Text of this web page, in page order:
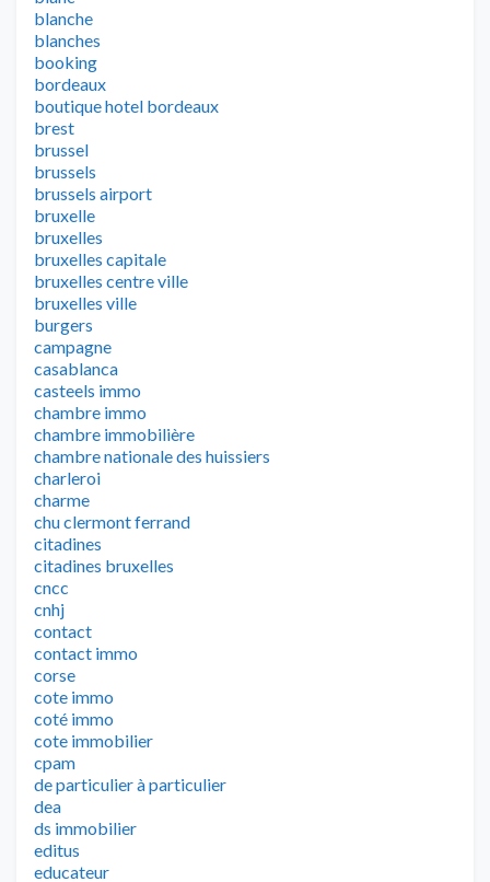
blanche
blanches
booking
bordeaux
boutique hotel bordeaux
brest
brussel
brussels
brussels airport
bruxelle
bruxelles
bruxelles capitale
bruxelles centre ville
bruxelles ville
burgers
campagne
casablanca
casteels immo
chambre immo
chambre immobilière
chambre nationale des huissiers
charleroi
charme
chu clermont ferrand
citadines
citadines bruxelles
cncc
cnhj
contact
contact immo
corse
cote immo
coté immo
cote immobilier
cpam
de particulier à particulier
dea
ds immobilier
editus
educateur